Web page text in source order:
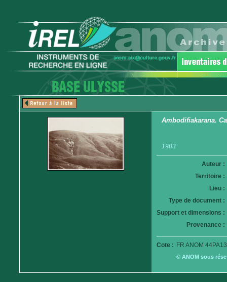
Ambodifiakarana.
1903
Auteur :
Territoire :
Lieu :
Type de document :
Support et dimensions :
Provenance :
Cote : FR ANOM
© ANOM sous